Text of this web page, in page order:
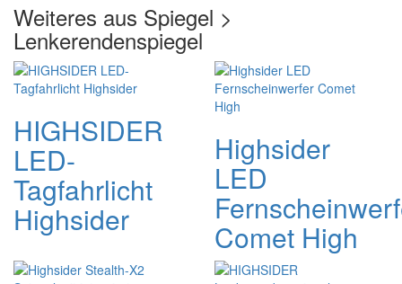
Weiteres aus Spiegel >
Lenkerendenspiegel
HIGHSIDER
LED-
Tagfahrlicht
Highsider
Highsider
LED
Comet High